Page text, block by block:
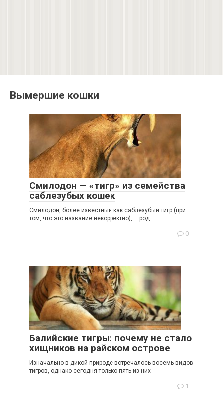
Вымершие кошки
Смилодон — «тигр» из семейства
саблезубых кошек
Смилодон, более известный как саблезубый тигр (при
том, что это название некорректно), – род
0
Балийские тигры: почему не стало
хищников на райском острове
Изначально в дикой природе встречалось восемь видов
тигров, однако сегодня только пять из них
1